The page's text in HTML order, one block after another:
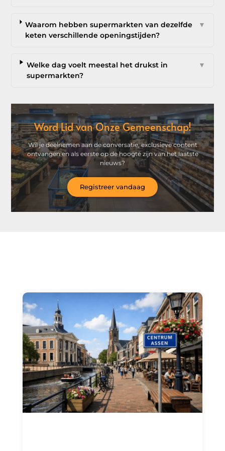
Waarom hebben supermarkten van dezelfde
keten verschillende openingstijden?
▼
Welke dag voelt meestal het drukst in
supermarkten?
▼
Word Lid van Onze Gemeenschap!
Wil je deelnemen aan de conversatie, exclusieve content
ontvangen en als eerste op de hoogte zijn van het laatste
nieuws?
Registreer vandaag